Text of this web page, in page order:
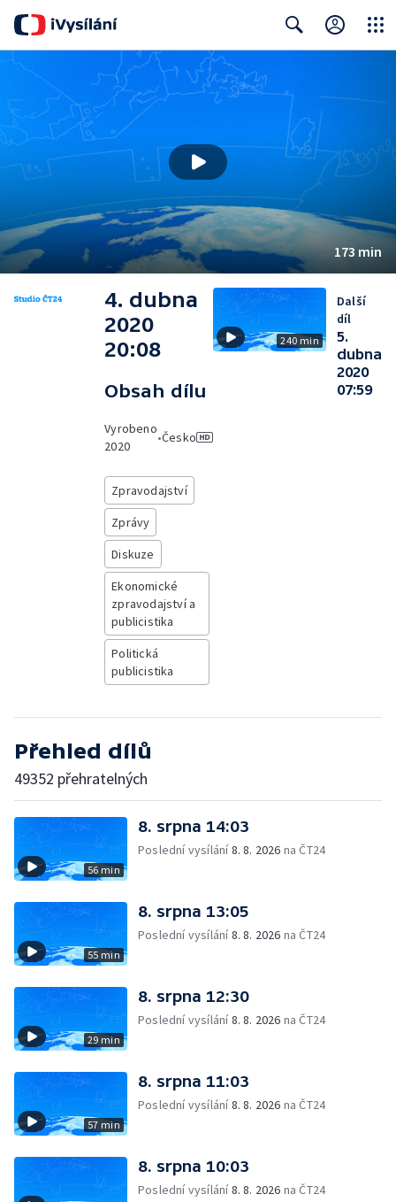
173 min
4. dubna
2020
20:08
Obsah dílu
Vyrobeno
2020
•Česko
Zpravodajství
Zprávy
Diskuze
Ekonomické
zpravodajství a
publicistika
Politická
publicistika
240 min
Další
díl
5.
dubna
2020
07:59
Přehled dílů
49352 přehratelných
56 min
8. srpna 14:03
Poslední vysílání8. 8. 2026 na ČT24
55 min
8. srpna 13:05
Poslední vysílání8. 8. 2026 na ČT24
29 min
8. srpna 12:30
Poslední vysílání8. 8. 2026 na ČT24
57 min
8. srpna 11:03
Poslední vysílání8. 8. 2026 na ČT24
8. srpna 10:03
Poslední vysílání8. 8. 2026 na ČT24